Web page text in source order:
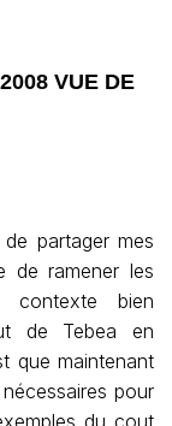
VUE DE
partager mes
de ramener les
contexte bien
de Tebea en
que maintenant
pour
du cout